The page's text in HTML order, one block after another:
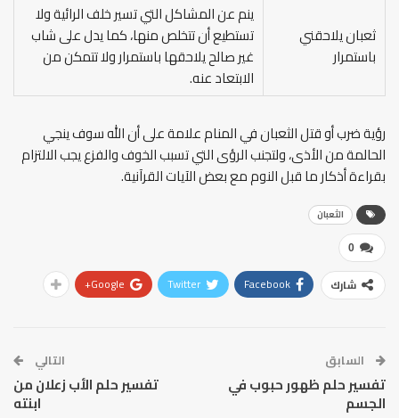
ثعبان يلاحقني
باستمرار
ينم عن المشاكل التي تسير خلف الرائية ولا
تستطيع أن تتخلص منها، كما يدل على شاب
غير صالح يلاحقها باستمرار ولا تتمكن من
الابتعاد عنه.
رؤية ضرب أو قتل الثعبان في المنام علامة على أن الله سوف ينجي
الحالمة من الأذى، ولتجنب الرؤى التي تسبب الخوف والفزع يجب الالتزام
بقراءة أذكار ما قبل النوم مع بعض الآيات القرآنية.
الثعبان
0
شارك Facebook
Twitter
Google+
السابق
تفسير حلم ظهور حبوب في
الجسم
التالي
تفسير حلم الأب زعلان من
ابنته